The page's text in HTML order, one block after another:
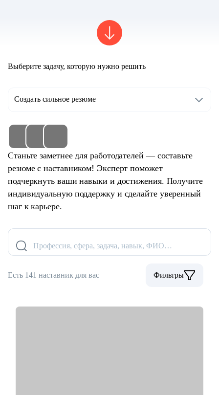
Выберите задачу, которую нужно решить
Создать сильное резюме
Станьте заметнее для работодателей — составьте
резюме с наставником! Эксперт поможет
подчеркнуть ваши навыки и достижения. Получите
индивидуальную поддержку и сделайте уверенный
шаг к карьере.
Профессия, сфера, задача, навык, ФИО…
Есть 141 наставник для вас Фильтры